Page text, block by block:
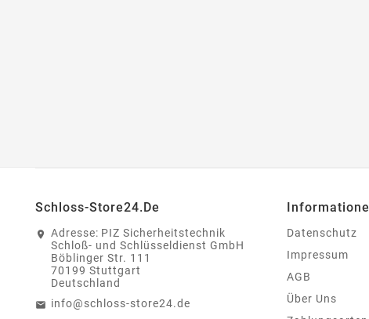
Schloss-Store24.de
Adresse: PIZ Sicherheitstechnik
Schloß- und Schlüsseldienst GmbH
Böblinger Str. 111
70199 Stuttgart
Deutschland
info@schloss-store24.de
Datenschutz
Impressum
AGB
Über Uns